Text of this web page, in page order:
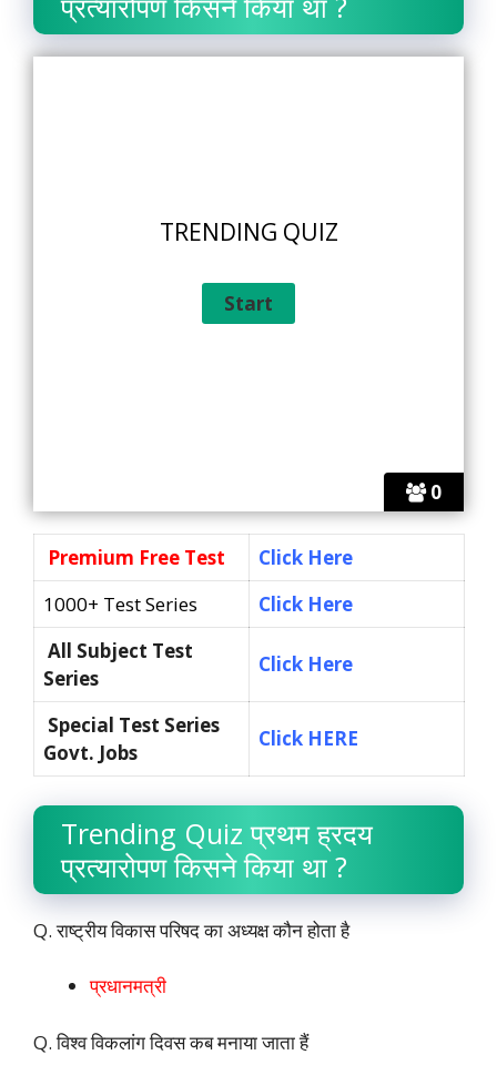
0
TRENDING QUIZ
Premium Free Test
Click Here
1000+ Test Series
Click Here
All Subject Test
Series
Click Here
Special Test Series
Govt. Jobs
Click HERE
Trending Quiz प्रथम ह्रदय
प्रत्यारोपण किसने किया था ?
Q. राष्ट्रीय विकास परिषद का अध्यक्ष कौन होता है
प्रधानमत्री
Q. विश्व विकलांग दिवस कब मनाया जाता हैं